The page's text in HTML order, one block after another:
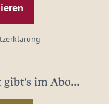
gibt's im Abo...